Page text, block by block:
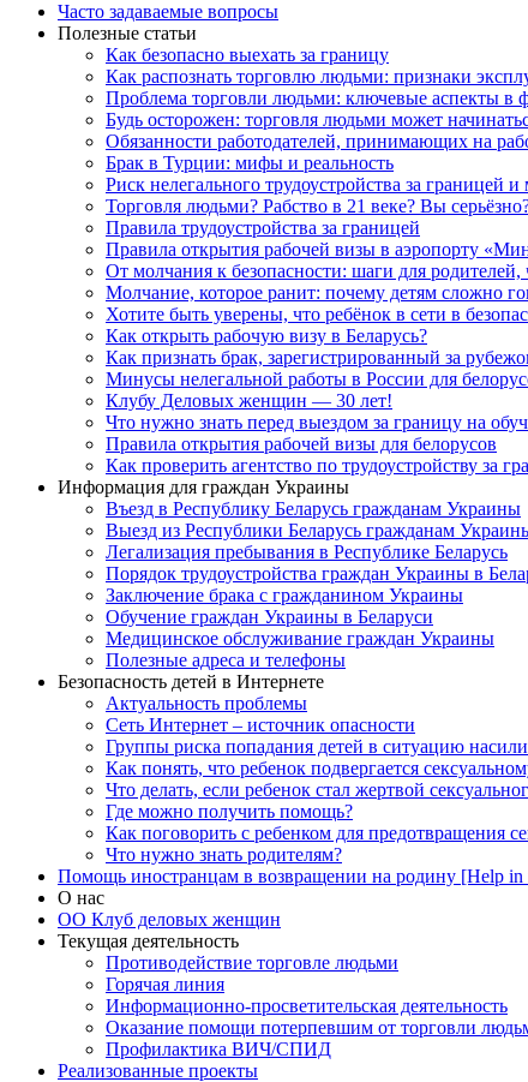
Часто задаваемые вопросы
Полезные статьи
Как безопасно выехать за границу
Как распознать торговлю людьми: признаки
Проблема торговли людьми: ключевые аспекты в
Будь осторожен: торговля людьми может
Обязанности работодателей, принимающих на
Брак в Турции: мифы и реальность
Риск нелегального трудоустройства за границей
Торговля людьми? Рабство в 21 веке? Вы
Правила трудоустройства за границей
Правила открытия рабочей визы в аэропорту
От молчания к безопасности: шаги для
Молчание, которое ранит: почему детям сложно
Хотите быть уверены, что ребёнок в сети в
Как открыть рабочую визу в Беларусь?
Как признать брак, зарегистрированный за
Минусы нелегальной работы в России для
Клубу Деловых женщин — 30 лет!
Что нужно знать перед выездом за границу на
Правила открытия рабочей визы для белорусов
Как проверить агентство по трудоустройству за
Информация для граждан Украины
Въезд в Республику Беларусь гражданам Украины
Выезд из Республики Беларусь гражданам
Легализация пребывания в Республике Беларусь
Порядок трудоустройства граждан Украины в
Заключение брака с гражданином Украины
Обучение граждан Украины в Беларуси
Медицинское обслуживание граждан Украины
Полезные адреса и телефоны
Безопасность детей в Интернете
Актуальность проблемы
Сеть Интернет – источник опасности
Группы риска попадания детей в ситуацию
Как понять, что ребенок подвергается
Что делать, если ребенок стал жертвой
Где можно получить помощь?
Как поговорить с ребенком для предотвращения
Что нужно знать родителям?
Помощь иностранцам в возвращении на родину [Help in
О нас
ОО Клуб деловых женщин
Текущая деятельность
Противодействие торговле людьми
Горячая линия
Информационно-просветительская деятельность
Оказание помощи потерпевшим от торговли
Профилактика ВИЧ/СПИД
Реализованные проекты